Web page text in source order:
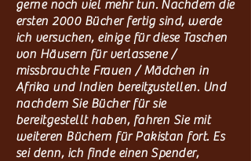
gerne noch viel mehr tun. Nachdem die
ersten 2000 Bücher fertig sind, werde
ich versuchen, einige für diese Taschen
von Häusern für verlassene /
missbrauchte Frauen / Mädchen in
Afrika und Indien bereitzustellen. Und
nachdem Sie Bücher für sie
bereitgestellt haben, fahren Sie mit
weiteren Büchern für Pakistan fort. Es
sei denn, ich finde einen Spender,